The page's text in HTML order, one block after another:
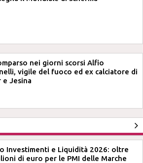
nei giorni scorsi Alfio
vigile del fuoco ed ex calciatore di
e Jesina
Investimenti e Liquidità 2026: oltre
di euro per le PMI delle Marche